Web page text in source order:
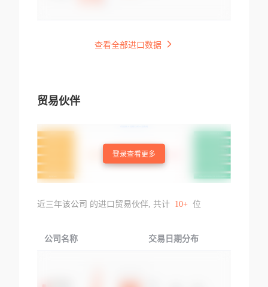
查看全部进口数据
贸易伙伴
登录查看更多
近三年该公司 的进口贸易伙伴, 共计 10+ 位
公司名称 交易日期分布